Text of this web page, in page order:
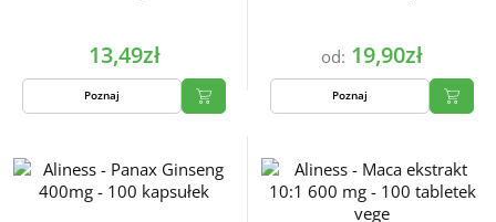
13,49zł
Poznaj
od: 19,90zł
Poznaj